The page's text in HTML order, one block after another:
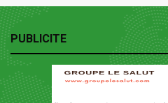
PUBLICITE